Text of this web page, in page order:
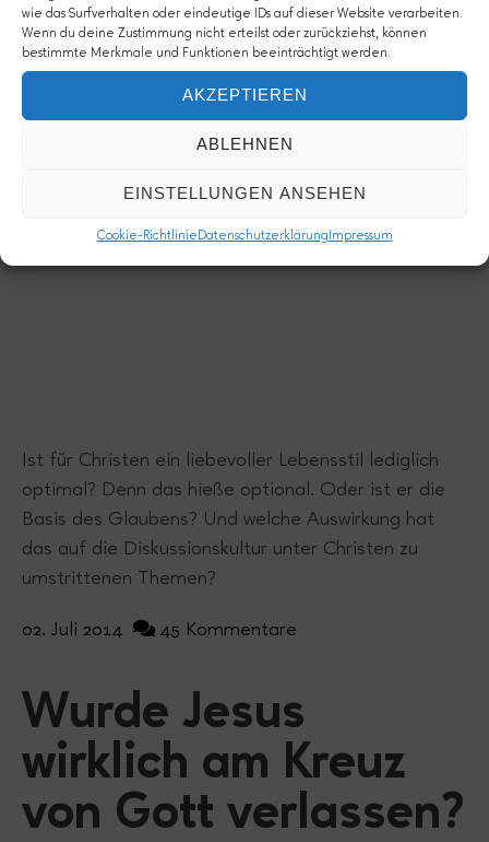
wie das Surfverhalten oder eindeutige IDs auf dieser Website verarbeiten.
Wenn du deine Zustimmung nicht erteilst oder zurückziehst, können
bestimmte Merkmale und Funktionen beeinträchtigt werden.
AKZEPTIEREN
ABLEHNEN
EINSTELLUNGEN ANSEHEN
Cookie-Richtlinie Datenschutzerklärung Impressum
Optional
liebevoll
Ist für Christen ein liebevoller Lebensstil lediglich
optimal? Denn das hieße optional. Oder ist er die
Basis des Glaubens? Und welche Auswirkung hat
das auf die Diskussionskultur unter Christen zu
umstrittenen Themen?
02. Juli 2014 45 Kommentare
Wurde Jesus
wirklich am Kreuz
von Gott verlassen?